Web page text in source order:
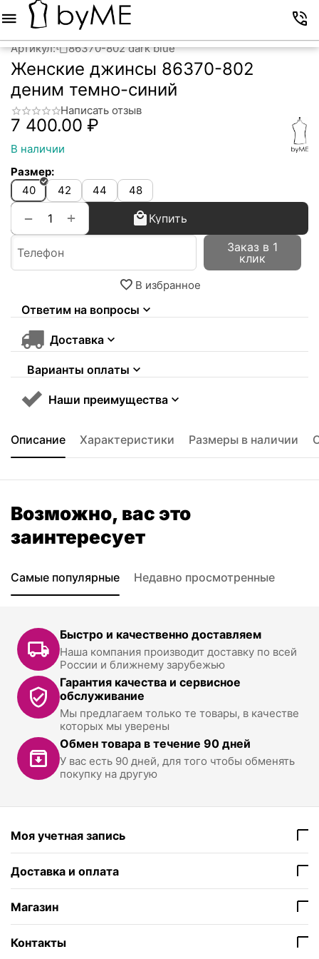
Артикул: 86370-802 dark blue
Женские джинсы 86370-802
деним темно-синий
Написать отзыв
7 400.00 ₽
В наличии
Размер:
40
42 44 48
+
−
Купить
Заказ в 1
клик
В избранное
Ответим на вопросы
Доставка
Варианты оплаты
Наши преимущества
Описание Характеристики Размеры в наличии
Возможно, вас это
заинтересует
Самые популярные Недавно просмотренные
Быстро и качественно доставляем
Наша компания производит доставку по всей
России и ближнему зарубежью
Гарантия качества и сервисное
обслуживание
Мы предлагаем только те товары, в качестве
которых мы уверены
Обмен товара в течение 90 дней
У вас есть 90 дней, для того чтобы обменять
покупку на другую
Моя учетная запись
Доставка и оплата
Магазин
Контакты
Меню Корзина Контакты